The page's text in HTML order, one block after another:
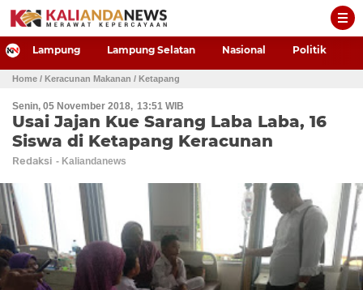
-->
Lampung Lampung Selatan Nasional Politik
Home / Keracunan Makanan / Ketapang
Senin, 05 November 2018 13:51 WIB
Usai Jajan Kue Sarang Laba Laba, 16
Siswa di Ketapang Keracunan
Redaksi